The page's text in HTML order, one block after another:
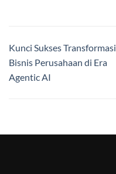
Kunci Sukses Transformasi
Bisnis Perusahaan di Era
Agentic AI